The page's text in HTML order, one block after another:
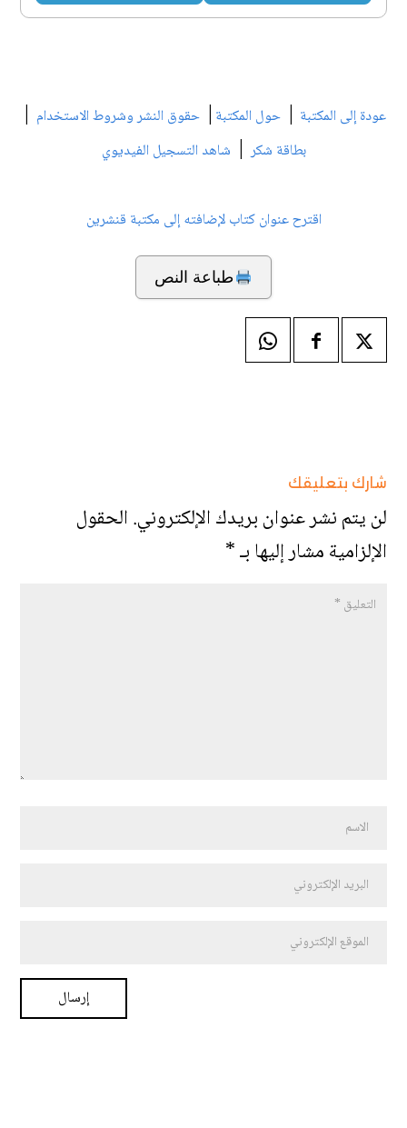
عودة إلى المكتبة | حول المكتبة | حقوق النشر وشروط الاستخدام |
بطاقة شكر| شاهد التسجيل الفيديوي
اقترح عنوان كتاب لإضافته إلى مكتبة قنشرين
طباعة النص
شارك بتعليقك
لن يتم نشر عنوان بريدك الإلكتروني.الحقول
الإلزامية مشار إليها بـ*